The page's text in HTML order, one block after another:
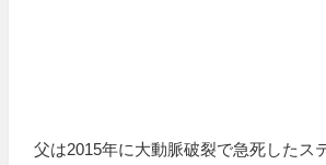
父は2015年に大動脈破裂で急死したス